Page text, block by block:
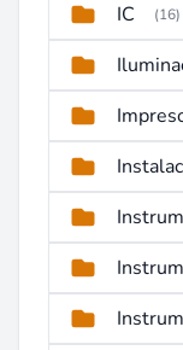
IC (16)